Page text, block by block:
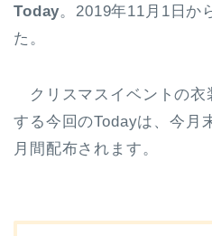
Today。 2019年11月1日か
た。
クリスマスイベントの衣
する今回のTodayは、今月
月間配布されます。